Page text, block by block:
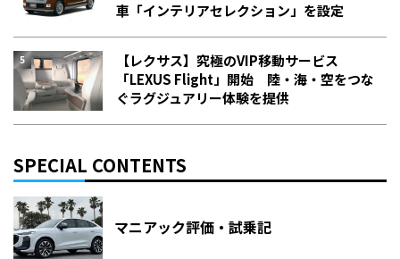
車「インテリアセレクション」を設定
【レクサス】究極のVIP移動サービス
「LEXUS Flight」開始 陸・海・空をつな
ぐラグジュアリー体験を提供
SPECIAL CONTENTS
マニアック評価・試乗記